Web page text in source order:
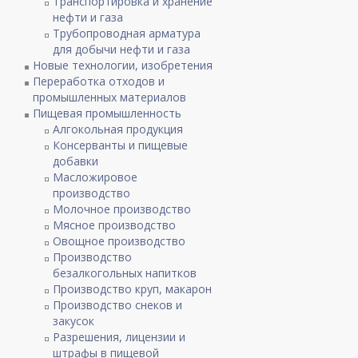
нефти и газа
Трубопроводная арматура
для добычи нефти и газа
Новые технологии, изобретения
Переработка отходов и
промышленных материалов
Пищевая промышленность
Алгокольная продукция
Консерванты и пищевые
добавки
Масложировое
производство
Молочное производство
Мясное производство
Овощное производство
Производство
безалкогольных напитков
Производство круп, макарон
Производство снеков и
закусок
Разрешения, лицензии и
штрафы в пищевой